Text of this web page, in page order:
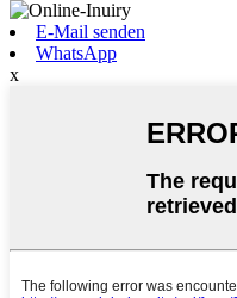
E-Mail senden
WhatsApp
x